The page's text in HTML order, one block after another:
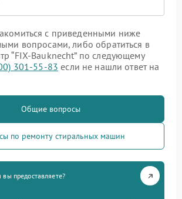
с приведенными ниже
вопросами, либо обратиться в
“FIX-Bauknecht” по следующему
301-55-83 если не нашли ответ на
Общие вопросы
по ремонту стиральных машин
предоставляете?